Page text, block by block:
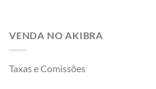
VENDA NO AKIBRA
Taxas e Comissões